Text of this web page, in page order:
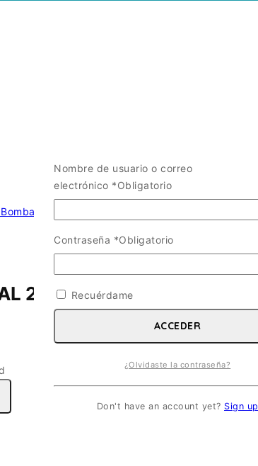
y Camiones Die Cast
28. ESC 1/72
Nombre de usuario o correo
electrónico *Obligatorio
Contraseña *Obligatorio
Recuérdame
ACCEDER
¿Olvidaste la contraseña?
Don't have an account yet? Sign up